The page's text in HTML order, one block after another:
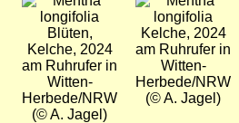
Blüten,
Kelche, 2024
am Ruhrufer in
Witten-
Herbede/NRW
(© A. Jagel)
Kelche, 2024
am Ruhrufer in
Witten-
Herbede/NRW
(© A. Jagel)